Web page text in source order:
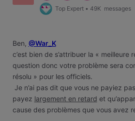
Top Expert • 49K messages
Ben, @War_K
c’est bien de s’attribuer la « meilleure
question donc votre problème sera
résolu » pour les officiels.
Je n’ai pas dit que vous ne payiez
payez largement en retard et
cause des problèmes que vous avez